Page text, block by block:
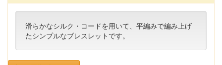
滑らかなシルク・コードを用いて、平編みで編み上げ
たシンプルなブレスレットです。